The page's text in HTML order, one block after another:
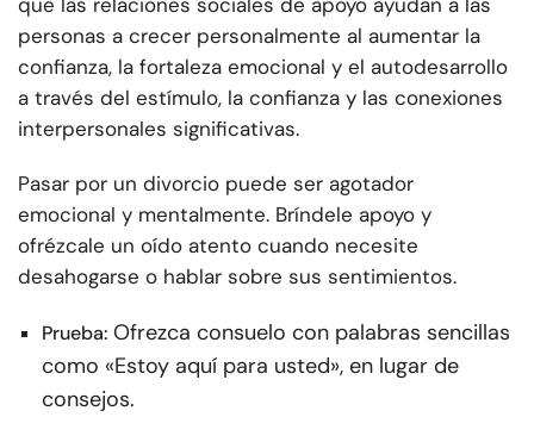
personas a crecer personalmente al aumentar la
confianza, la fortaleza emocional y el autodesarrollo
a través del estímulo, la confianza y las conexiones
interpersonales significativas.
Pasar por un divorcio puede ser agotador
emocional y mentalmente. Bríndele apoyo y
ofrézcale un oído atento cuando necesite
desahogarse o hablar sobre sus sentimientos.
Prueba: Ofrezca consuelo con palabras sencillas
como «Estoy aquí para usted», en lugar de
consejos.